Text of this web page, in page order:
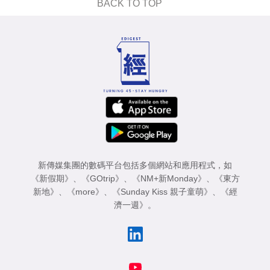
BACK TO TOP
新傳媒集團的數碼平台包括多個網站和應用程式，如
《新假期》 、 《GOtrip》 、 《NM+新Monday》 、
《東方
新地》 、 《more》 、 《Sunday Kiss 親子童萌》 、
《經
濟一週》 。